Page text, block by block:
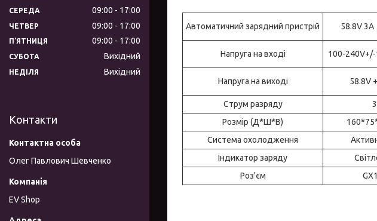
Автоматичний зарядний пристрій 58.8V
Напруга на вході 100-
Напруга на виході 58.8V
Струм разряду
Розмір (Д*Ш*В)
Система охолодження
Індикатор заряду
Роз'єм
СЕРЕДА 09:00 17:00
ЧЕТВЕР 09:00 17:00
ПʼЯТНИЦЯ 09:00 17:00
СУБОТА Вихідний
НЕДІЛЯ Вихідний
Контакти
Олег Павлович Шевченко
EV Shop